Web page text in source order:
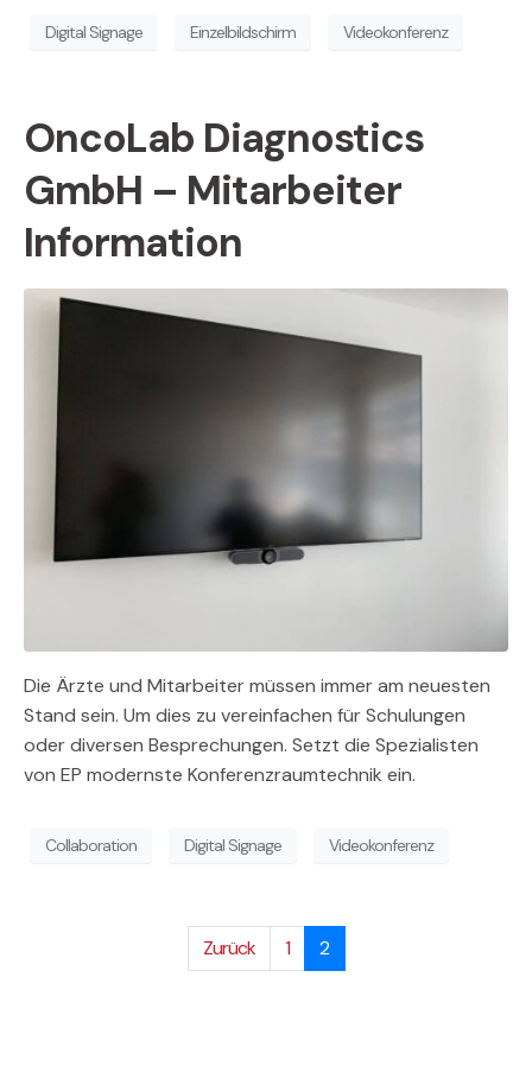
Digital Signage Einzelbildschirm Videokonferenz
OncoLab Diagnostics
GmbH – Mitarbeiter
Information
Die Ärzte und Mitarbeiter müssen immer am neuesten
Stand sein. Um dies zu vereinfachen für Schulungen
oder diversen Besprechungen. Setzt die Spezialisten
von EP modernste Konferenzraumtechnik ein.
Collaboration Digital Signage Videokonferenz
Zurück 1 2